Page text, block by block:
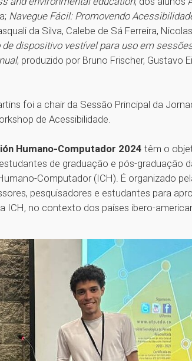
Navegue Fácil: Promovendo
da Silva, Calebe de Sá Ferreira,
dispositivo vestível para uso em
, produzido por Bruno Frischer, Gustavo
foi a chair da Sessão Principal da
de Acessibilidade.
Humano-Computador 2024 têm o
de graduação e pós-graduação
Computador (ICH). É organizado
pesquisadores e estudantes para
no contexto dos países ibero-